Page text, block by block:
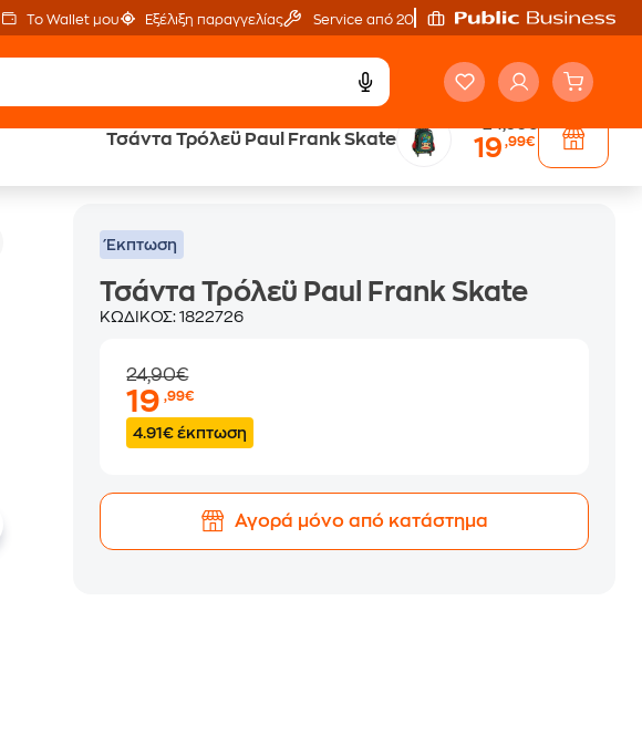
Το Wallet μου Εξέλιξη παραγγελίας Service από 20'
Τσάντα Τρόλεϋ Paul Frank Skate 19,99€
Έκπτωση
Τσάντα Τρόλεϋ Paul Frank Skate
ΚΩΔΙΚΟΣ:1822726
24,90€
19,99€
4.91€ έκπτωση
Αγορά μόνο από κατάστημα